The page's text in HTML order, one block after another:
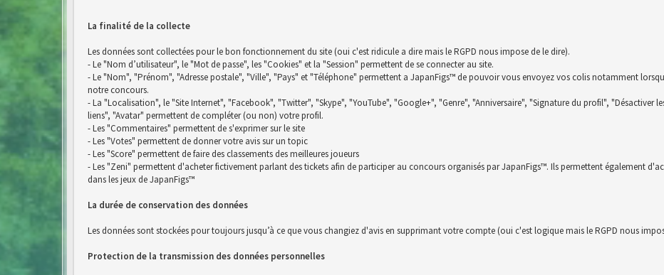
La finalité de la collecte
Les données sont collectées pour le bon fonctionnement du site (oui c'est ridicule a dire mais le RGPD nous impose de le dire).
- Le "Nom d’utilisateur", le "Mot de passe", les "Cookies" et la "Session" permettent de se connecter au site.
- Le "Nom", "Prénom", "Adresse postale", "Ville", "Pays" et "Téléphone" permettent a JapanFigs™ de pouvoir vous envoyez vos colis notamment
notre concours.
- La "Localisation", le "Site Internet", "Facebook", "Twitter", "Skype", "YouTube", "Google+", "Genre", "Anniversaire", "Signature du profil", "Désactiver
liens", "Avatar" permettent de compléter (ou non) votre profil.
- Les "Commentaires" permettent de s'exprimer sur le site
- Les "Votes" permettent de donner votre avis sur un topic
- Les "Score" permettent de faire des classements des meilleures joueurs
- Les "Zeni" permettent d'acheter fictivement parlant des tickets afin de participer au concours organisés par JapanFigs™. Ils permettent également
dans les jeux de JapanFigs™
La durée de conservation des données
Les données sont stockées pour toujours jusqu’à ce que vous changiez d'avis en supprimant votre compte (oui c'est logique mais le RGPD nous
Protection de la transmission des données personnelles